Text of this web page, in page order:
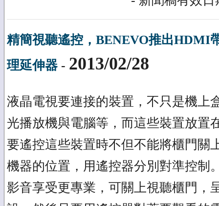
精簡視聽遙控，BENEVO推出HDMI
理延伸器 - 2013/02/28
液晶電視要連接的裝置，不只是機上
光播放機與電腦等，而這些裝置放置
要遙控這些裝置時不但不能將櫃門關
機器的位置，用遙控器分別對準控制
影音享受更專業，可關上視聽櫃門，